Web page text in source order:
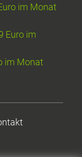
im Monat
Euro im
im Monat